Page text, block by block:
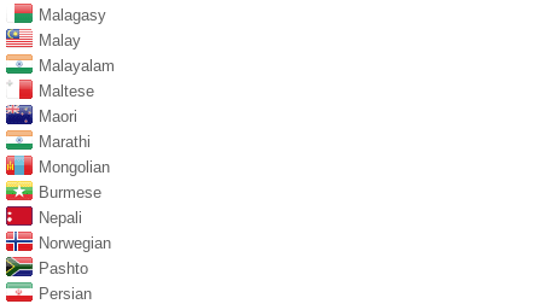
Malagasy
Malay
Malayalam
Maltese
Maori
Marathi
Mongolian
Burmese
Nepali
Norwegian
Pashto
Persian